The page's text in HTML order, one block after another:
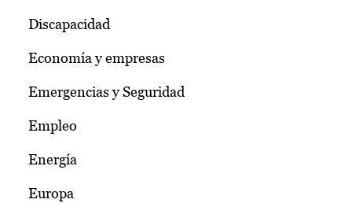
Discapacidad
Economía y empresas
Emergencias y Seguridad
Empleo
Energía
Europa